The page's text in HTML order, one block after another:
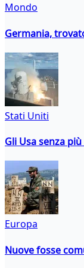
Mondo
Germania,
Stati Uniti
Gli Usa senza
Europa
Nuove fosse